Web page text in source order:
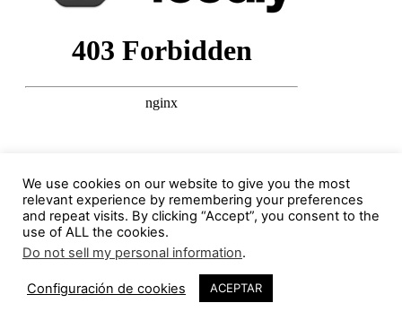
Jorge Gorostiza
http://cinearquitecturaciudad.blogspot.com.es/
Miquel Lacasta Codorniu
We use cookies on our website to give you the most
relevant experience by remembering your preferences
and repeat visits. By clicking “Accept”, you consent to the
use of ALL the cookies.
Do not sell my personal information.
Configuración de cookies ACEPTAR